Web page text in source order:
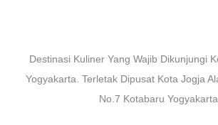
Destinasi Kuliner Yang Wajib Dikunjungi
Yogyakarta. Terletak Dipusat Kota Jogja
No.7 Kotabaru Yogyakarta.